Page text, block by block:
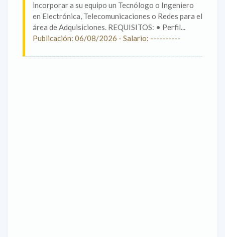
incorporar a su equipo un Tecnólogo o Ingeniero
en Electrónica, Telecomunicaciones o Redes para el
área de Adquisiciones. REQUISITOS: • Perfil...
Publicación: 06/08/2026 - Salario: ----------